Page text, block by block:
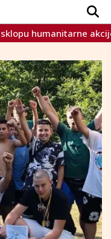
2023. akcije